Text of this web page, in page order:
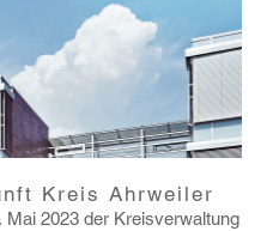
Kreis Ahrweiler
2023 der Kreis­ver­wal­tung